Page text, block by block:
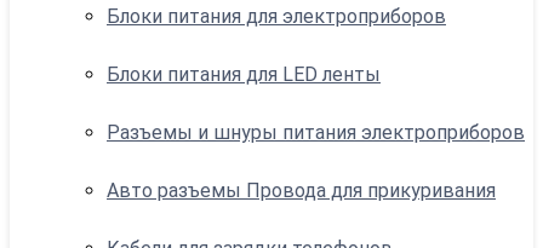
Блоки питания для электроприборов
Блоки питания для LED ленты
Разъемы и шнуры питания электроприборов
Авто разъемы Провода для прикуривания